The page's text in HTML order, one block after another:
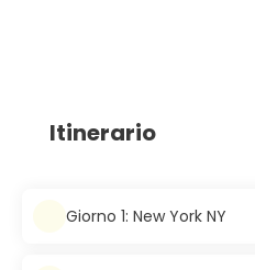
Itinerario
Giorno 1: New York NY